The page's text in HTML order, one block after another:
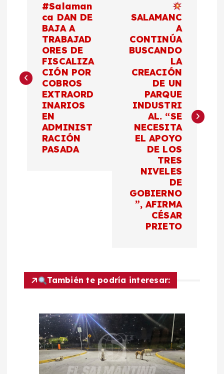
e
e
e
#Salaman
ca DAN DE
BAJA A
TRABAJAD
ORES DE
FISCALIZA
CIÓN POR
COBROS
EXTRAORD
INARIOS
EN
ADMINIST
RACIÓN
PASADA
SALAMANC
A
CONTINÚA
BUSCANDO
LA
CREACIÓN
DE UN
PARQUE
INDUSTRI
AL. “SE
NECESITA
EL APOYO
DE LOS
TRES
NIVELES
DE
GOBIERNO
”, AFIRMA
CÉSAR
PRIETO
También te podría interesar: